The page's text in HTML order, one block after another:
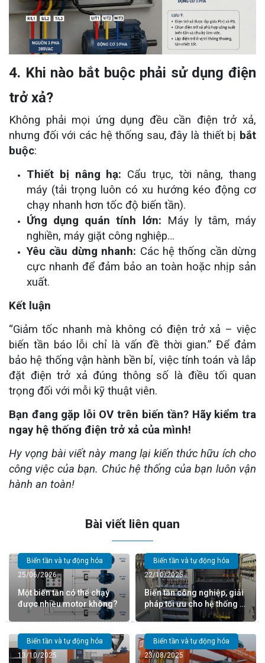
4. Khi nào bắt buộc phải sử dụng điện
trở xả?
Không phải mọi ứng dụng đều cần điện trở xả,
nhưng đối với các hệ thống sau, đây là thiết bị bắt
buộc:
Thiết bị nâng hạ: Cẩu trục, tời nâng, thang
máy (tải trọng luôn có xu hướng kéo động cơ
chạy nhanh hơn tốc độ biến tần).
Ứng dụng quán tính lớn: Máy ly tâm, máy
nghiền, máy giặt công nghiệp…
Yêu cầu dừng nhanh: Các hệ thống cần dừng
cực nhanh để đảm bảo an toàn hoặc nhịp sản
xuất.
Kết luận
“Giảm tốc nhanh mà không có điện trở xả – việc
biến tần báo lỗi chỉ là vấn đề thời gian.” Để đảm
bảo hệ thống vận hành bền bỉ, việc tính toán và lắp
đặt điện trở xả đúng thông số là điều tối quan
trọng đối với mỗi kỹ thuật viên.
Bạn đang gặp lỗi OV trên biến tần? Hãy kiểm tra
ngay hệ thống điện trở xả của mình!
Hy vọng bài viết này mang lại kiến thức hữu ích cho
công việc của bạn. Chúc hệ thống của bạn luôn vận
hành an toàn!
Bài viết liên quan
Biến tần và tự động hóa
25/06/2026
Một biến tần có thể chạy
được nhiều motor không?
Biến tần và tự động hóa
22/10/2025
Biến tần công nghiệp, giải
pháp tối ưu cho hệ thống tự
động hóa
Biến tần và tự động hóa
13/10/2025
Biến tần và tự động hóa
23/08/2025